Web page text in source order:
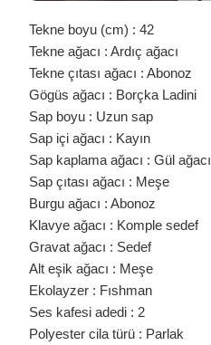
Tekne boyu (cm) : 42
Tekne ağacı : Ardıç ağacı
Tekne çıtası ağacı : Abonoz
Gögüs ağacı : Borçka Ladini
Sap boyu : Uzun sap
Sap içi ağacı : Kayın
Sap kaplama ağacı : Gül ağacı
Sap çıtası ağacı : Meşe
Burgu ağacı : Abonoz
Klavye ağacı : Komple sedef
Gravat ağacı : Sedef
Alt eşik ağacı : Meşe
Ekolayzer : Fıshman
Ses kafesi adedi : 2
Polyester cila türü : Parlak